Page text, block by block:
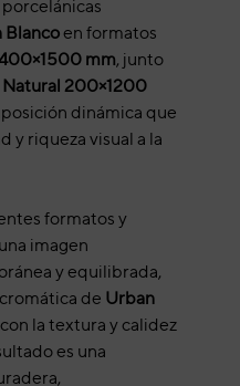
Blancoen formatos
mm, junto
Natural 200×1200
dinámica que
y riqueza visual a la
formatos y
imagen
y equilibrada,
de Urban
la textura y calidez
es una